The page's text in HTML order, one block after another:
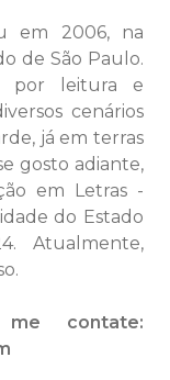
em 2006, na
de São Paulo.
por leitura e
cenários
já em terras
gosto adiante,
em Letras -
do Estado
Atualmente,
contate: